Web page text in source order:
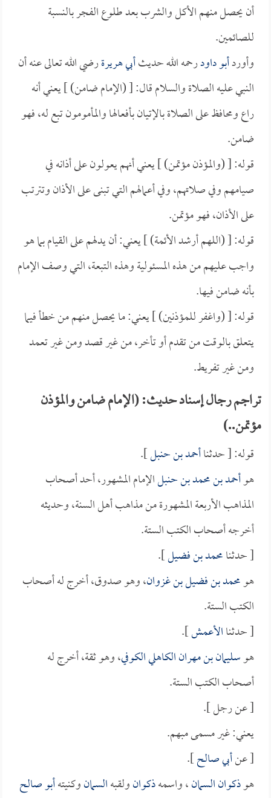
أن يحصل منهم الأكل والشرب بعد طلوع الفجر بالنسبة
للصائمين.
وأوردأبو داودرحمه الله حديثأبي هريرةرضي الله تعالى عنه أن
النبي عليه الصلاة والسلام قال: [ (الإمام ضامن) ] يعني أنه
راع ومحافظ على الصلاة بالإتيان بأفعالها والمأمومون تبع له، فهو
ضامن.
قوله: [ (والمؤذن مؤتمن) ] يعني أنهم يعولون على أذانه في
صيامهم وفي صلاتهم، وفي أعمالهم التي تبنى على الأذان وتترتب
على الأذان، فهو مؤتمن.
قوله: [ (اللهم أرشد الأئمة) ] يعني: أن يدلهم على القيام بما هو
واجب عليهم من هذه المسئولية وهذه التبعة، التي وصف الإمام
بأنه ضامن فيها.
قوله: [ (واغفر للمؤذنين) ] يعني: ما يحصل منهم من خطأ فيما
يتعلق بالوقت من تقدم أو تأخر، من غير قصد ومن غير تعمد
ومن غير تفريط.
تراجم رجال إسناد حديث: (الإمام ضامن والمؤذن
مؤتمن..)
قوله: [ حدثناأحمد بن حنبل].
هوأحمد بن محمد بن حنبلالإمام المشهور، أحد أصحاب
المذاهب الأربعة المشهورة من مذاهب أهل السنة، وحديثه
أخرجه أصحاب الكتب الستة.
[ حدثنامحمد بن فضيل].
هومحمد بن فضيل بن غزوان، وهو صدوق، أخرج له أصحاب
الكتب الستة.
[ حدثناالأعمش].
هوسليمان بن مهران الكاهلي الكوفي، وهو ثقة، أخرج له
أصحاب الكتب الستة.
[ عن رجل ].
يعني: غير مسمى مبهم.
[ عنأبي صالح].
هوذكوان السمان، واسمهذكوانولقبهالسمانوكنيتهأبو صالح